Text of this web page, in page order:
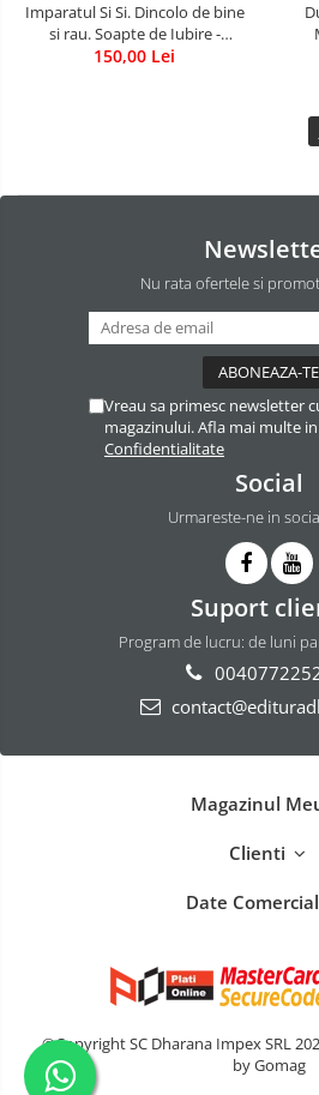
Imparatul Si Si. Dincolo de bine
si rau. Soapte de Iubire -
Invatatura tainica a Soarelui de
150,00 Lei
Nu rata ofertele si
Vreau sa primesc newsletter
magazinului. Afla mai multe in
Confidentialitate
Social
Urmareste-ne in
Suport
Program de lucru: de luni
Magazinul
Clienti
Date
©Copyright SC Dharana Impex SRL
by Gomag